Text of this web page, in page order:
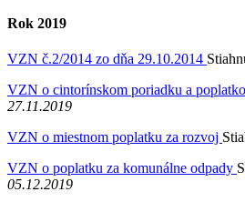
Rok 2019
VZN č.2/2014 zo dňa 29.10.2014
VZN o cintorínskom poriadku a
27.11.2019
VZN o miestnom poplatku za rozvoj
VZN o poplatku za komunálne odpady
05.12.2019